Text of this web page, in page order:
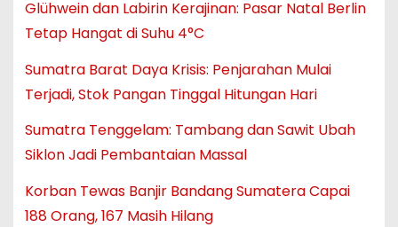
Glühwein dan Labirin Kerajinan: Pasar Natal Berlin
Tetap Hangat di Suhu 4°C
Sumatra Barat Daya Krisis: Penjarahan Mulai
Terjadi, Stok Pangan Tinggal Hitungan Hari
Sumatra Tenggelam: Tambang dan Sawit Ubah
Siklon Jadi Pembantaian Massal
Korban Tewas Banjir Bandang Sumatera Capai
188 Orang, 167 Masih Hilang